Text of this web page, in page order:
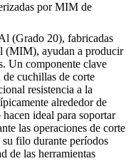
por MIM de
(Grado 20), fabricadas
(MIM), ayudan a producir
Un componente clave
de cuchillas de corte
resistencia a la
alrededor de
ideal para soportar
las operaciones de corte
filo durante períodos
de las herramientas